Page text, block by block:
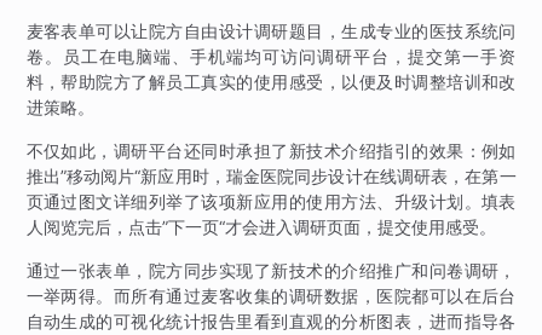
麦客表单可以让院方自由设计调研题目，生成专业的医技系统问
卷。员工在电脑端、手机端均可访问调研平台，提交第一手资
料，帮助院方了解员工真实的使用感受，以便及时调整培训和改
进策略。
不仅如此，调研平台还同时承担了新技术介绍指引的效果：例如
推出”移动阅片“新应用时，瑞金医院同步设计在线调研表，在第一
页通过图文详细列举了该项新应用的使用方法、升级计划。填表
人阅览完后，点击”下一页“才会进入调研页面，提交使用感受。
通过一张表单，院方同步实现了新技术的介绍推广和问卷调研，
一举两得。而所有通过麦客收集的调研数据，医院都可以在后台
自动生成的可视化统计报告里看到直观的分析图表，进而指导各